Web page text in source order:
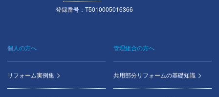
登録番号：T5010005016366
Footer
menu
個人の方へ
リフォーム実例集
管理組合の方へ
共用部分リフォームの基礎知識